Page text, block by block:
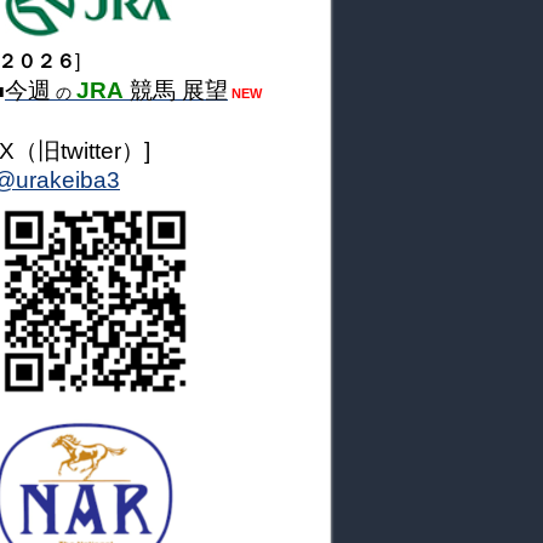
０２６]
今週 の JRA 競馬 展望 NEW
（旧twitter）]